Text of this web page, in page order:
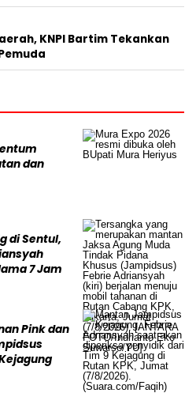
KNPI Bartim Tekankan
dan
di Sentul,
7 Jam
Pink dan